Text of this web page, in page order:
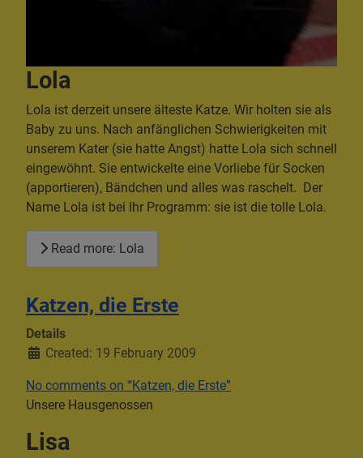
Lola
Lola ist derzeit unsere älteste Katze. Wir holten sie als
Baby zu uns. Nach anfänglichen Schwierigkeiten mit
unserem Kater (sie hatte Angst) hatte Lola sich schnell
eingewöhnt. Sie entwickelte eine Vorliebe für Socken
(apportieren), Bändchen und alles was raschelt. Der
Name Lola ist bei Ihr Programm: sie ist die tolle Lola.
Read more: Lola
Katzen, die Erste
Details
Created: 19 February 2009
No comments on “Katzen, die Erste”
Unsere Hausgenossen
Lisa